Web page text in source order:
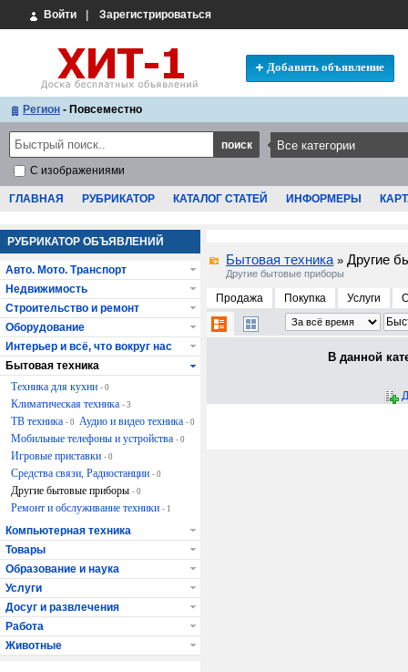
Войти Зарегистрироваться
Добавить объявление
Регион - Повсеместно
С изображениями
ГЛАВНАЯ РУБРИКАТОР КАТАЛОГ СТАТЕЙ ИНФОРМЕРЫ
Бытовая техника » Другие
Другие бытовые приборы
Продажа Покупка Услуги
В данной
РУБРИКАТОР ОБЪЯВЛЕНИЙ
Авто. Мото. Транспорт
Недвижимость
Строительство и ремонт
Оборудование
Интерьер и всё, что вокруг нас
Бытовая техника
Техника для кухни - 0
Климатическая техника - 3
ТВ техника - 0 Аудио и видео техника - 0
Мобильные телефоны и устройства - 0
Игровые приставки - 0
Средства связи, Радиостанции - 0
Другие бытовые приборы - 0
Ремонт и обслуживание техники - 1
Компьютерная техника
Товары
Образование и наука
Услуги
Досуг и развлечения
Работа
Животные